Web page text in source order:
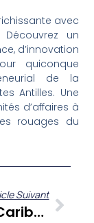
avec
un
d’innovation
quiconque
de la
Antilles. Une
d’affaires à
rouages du
Suivant
Médias Caribéens : Marie Tricot Et Edyna Ndebani Face Aux Enjeux De L’information Et La Communication